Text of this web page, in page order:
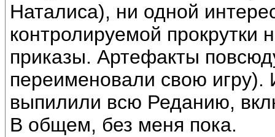
Наталиса), ни одной
контролируемой прокрутки
приказы. Артефакты
переименовали свою игру).
выпилили всю Реданию,
В общем, без меня пока.